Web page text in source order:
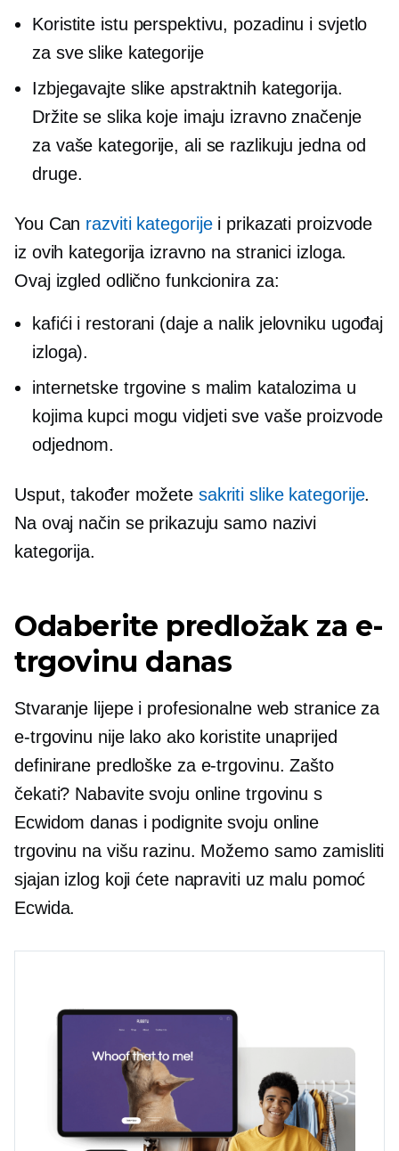
Koristite istu perspektivu, pozadinu i svjetlo
za sve slike kategorije
Izbjegavajte slike apstraktnih kategorija.
Držite se slika koje imaju izravno značenje
za vaše kategorije, ali se razlikuju jedna od
druge.
You Can razviti kategorijei prikazati proizvode
iz ovih kategorija izravno na stranici izloga.
Ovaj izgled odlično funkcionira za:
kafići i restorani (daje a nalik jelovniku ugođaj
izloga).
internetske trgovine s malim katalozima u
kojima kupci mogu vidjeti sve vaše proizvode
odjednom.
Usput, također možete sakriti slike kategorije.
Na ovaj način se prikazuju samo nazivi
kategorija.
Odaberite predložak za e-
trgovinu danas
Stvaranje lijepe i profesionalne web stranice za
e-trgovinu nije lako ako koristite unaprijed
definirane predloške za e-trgovinu. Zašto
čekati? Nabavite svoju online trgovinu s
Ecwidom danas i podignite svoju online
trgovinu na višu razinu. Možemo samo zamisliti
sjajan izlog koji ćete napraviti uz malu pomoć
Ecwida.